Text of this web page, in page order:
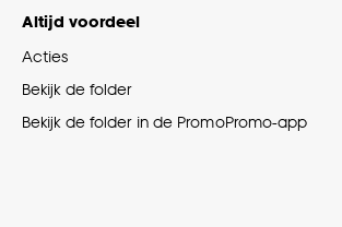
Altijd voordeel
Acties
Bekijk de folder
Bekijk de folder in de PromoPromo-app